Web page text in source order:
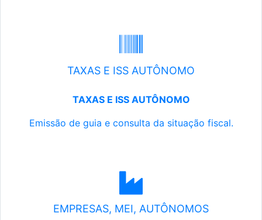
TAXAS E ISS AUTÔNOMO
TAXAS E ISS AUTÔNOMO
Emissão de guia e consulta da situação fiscal.
EMPRESAS, MEI, AUTÔNOMOS